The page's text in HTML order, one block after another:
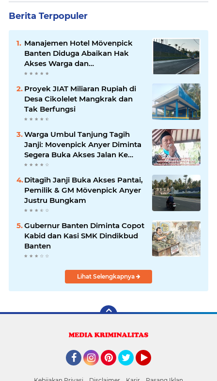
Berita Terpopuler
Manajemen Hotel Mövenpick
Banten Diduga Abaikan Hak
Akses Warga dan
Maladministrasi Perizinan
Proyek JIAT Miliaran Rupiah di
Desa Cikolelet Mangkrak dan
Tak Berfungsi
Warga Umbul Tanjung Tagih
Janji: Movenpick Anyer Diminta
Segera Buka Akses Jalan Ke
Pantai
Ditagih Janji Buka Akses Pantai,
Pemilik & GM Mövenpick Anyer
Justru Bungkam
Gubernur Banten Diminta Copot
Kabid dan Kasi SMK Dindikbud
Banten
Lihat Selengkapnya